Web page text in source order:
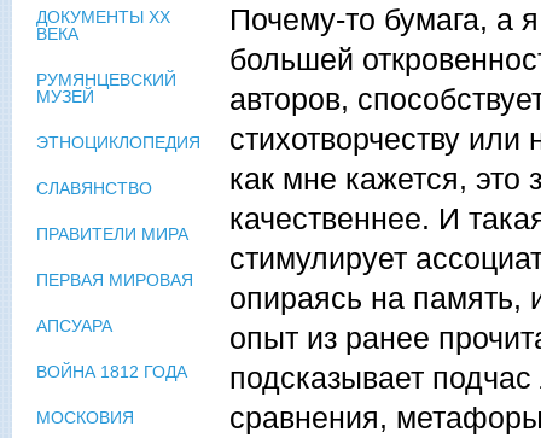
Почему-то бумага, а
большей
авторов,
стихотворчеству
как мне кажется, это
качественнее. И
стимулирует
опираясь на
опыт из ранее
подсказывает
сравнения,
ДОКУМЕНТЫ XX
ВЕКА
РУМЯНЦЕВСКИЙ
МУЗЕЙ
ЭТНОЦИКЛОПЕДИЯ
СЛАВЯНСТВО
ПРАВИТЕЛИ МИРА
ПЕРВАЯ МИРОВАЯ
АПСУАРА
ВОЙНА 1812 ГОДА
МОСКОВИЯ